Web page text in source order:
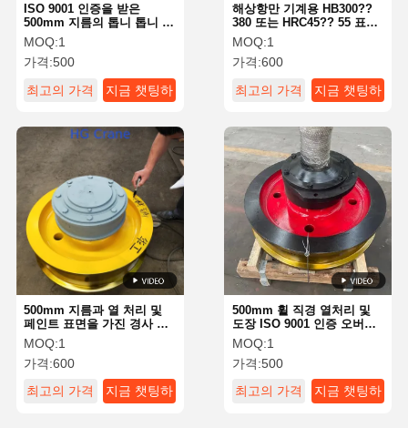
크레인 후크
엔드 캐리지
잡기
기중기
기어 모터 및 브레이크
감아 올리기
수송 설비
리프팅 장치
크레인 용품
해상항만 기계용 HB300??
380 또는 HRC45?? 55 표면
강도 및 500mm 바퀴 지름의
해양용 스테인리스 스틸 크
레인 바퀴
MOQ:1
가격:600
최고의 가격
지금 챗팅하
ISO 9001 인증을 받은
500mm 지름의 톱니 톱니 크
레인 바퀴와 열처리 된 페인
트 표면
MOQ:1
가격:500
최고의 가격
지금 챗팅하
500mm 휠 직경 열처리 및
도장 ISO 9001 인증 오버헤
드 및 갠트리 크레인용 크레
인 휠 (OEM 맞춤 제작)
MOQ:1
가격:500
최고의 가격
지금 챗팅하
500mm 지름과 열 처리 및
페인트 표면을 가진 경사 방
지 설계 크레인 바퀴
MOQ:1
가격:600
최고의 가격
지금 챗팅하